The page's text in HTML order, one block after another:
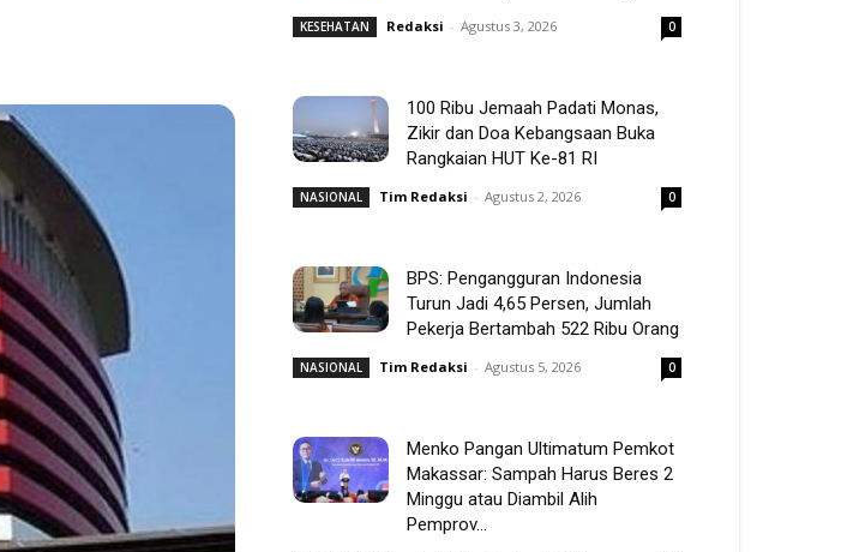
KESEHATAN Redaksi - Agustus 3, 2026 0
100 Ribu Jemaah Padati Monas,
Zikir dan Doa Kebangsaan Buka
Rangkaian HUT Ke-81 RI
NASIONAL Tim Redaksi - Agustus 2, 2026 0
BPS: Pengangguran Indonesia
Turun Jadi 4,65 Persen, Jumlah
Pekerja Bertambah 522 Ribu Orang
NASIONAL Tim Redaksi - Agustus 5, 2026 0
Menko Pangan Ultimatum Pemkot
Makassar: Sampah Harus Beres 2
Minggu atau Diambil Alih
Pemprov...